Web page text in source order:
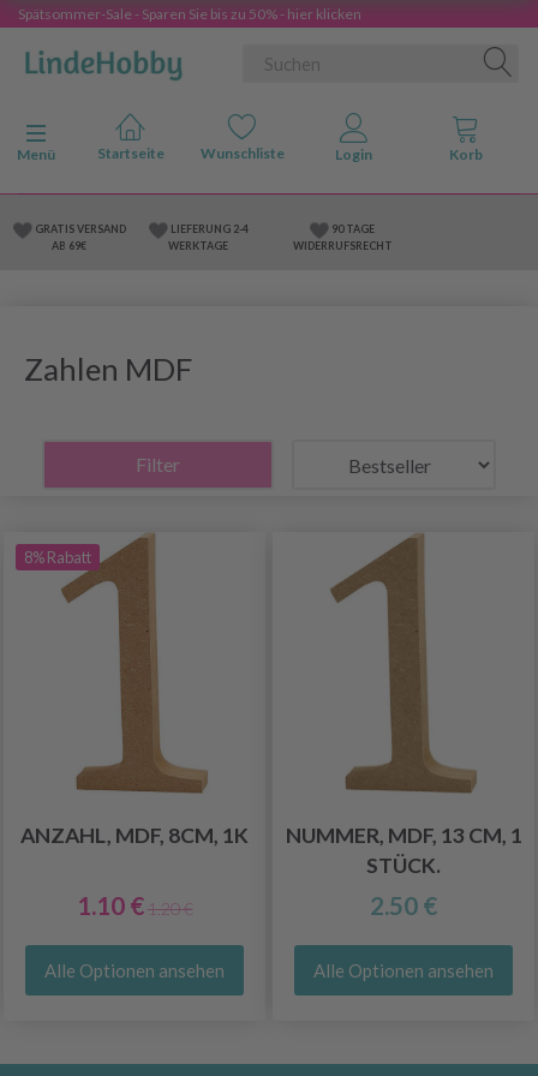
Spätsommer-Sale - Sparen Sie bis zu 50% - hier klicken
Anzeige ändern
Menü
GRATIS VERSAND
AB 69€
LIEFERUNG 2-4
WERKTAGE
90 TAGE
WIDERRUFSRECHT
Zahlen MDF
Filter
8% Rabatt
ANZAHL, MDF, 8CM, 1K
1.10 € 1.20 €
Alle Optionen ansehen
NUMMER, MDF, 13 CM, 1
STÜCK.
2.50 €
Alle Optionen ansehen